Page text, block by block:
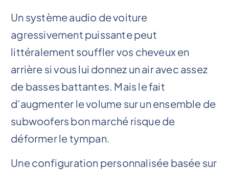
Un système audio de voiture
agressivement puissante peut
littéralement souffler vos cheveux en
arrière si vous lui donnez un air avec assez
de basses battantes. Mais le fait
d’augmenter le volume sur un ensemble de
subwoofers bon marché risque de
déformer le tympan.
Une configuration personnalisée basée sur